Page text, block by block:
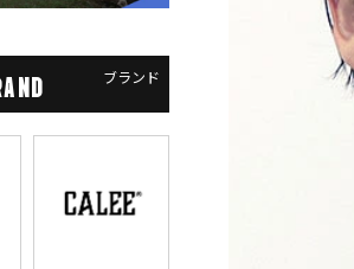
ブランド